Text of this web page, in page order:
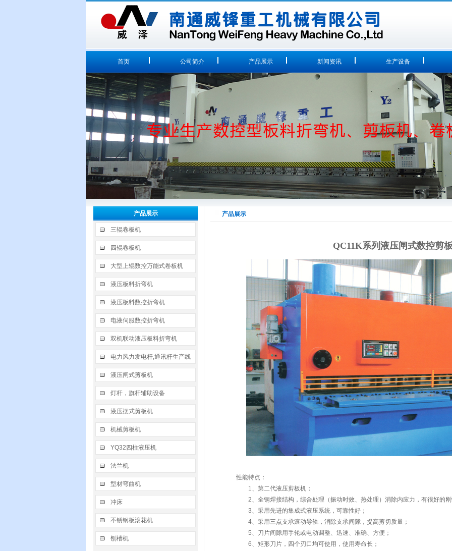
首页 公司简介 产品展示 新闻资讯 生产设备
产品展示
三辊卷板机
四辊卷板机
大型上辊数控万能式卷板机
液压板料折弯机
液压板料数控折弯机
电液伺服数控折弯机
双机联动液压板料折弯机
电力风力发电杆,通讯杆生产线
液压闸式剪板机
灯杆，旗杆辅助设备
液压摆式剪板机
机械剪板机
YQ32四柱液压机
法兰机
型材弯曲机
冲床
不锈钢板滚花机
刨槽机
产品展示
QC11K系列液压闸式数控剪
性能特点：
1、第二代液压剪板机；
2、全钢焊接结构，综合处理（振动时效、热处理）消除内应力，有很好的
3、采用先进的集成式液压系统，可靠性好；
4、采用三点支承滚动导轨，消除支承间隙，提高剪切质量；
5、刀片间隙用手轮或电动调整、迅速、准确、方便；
6、矩形刀片，四个刃口均可使用，使用寿命长；